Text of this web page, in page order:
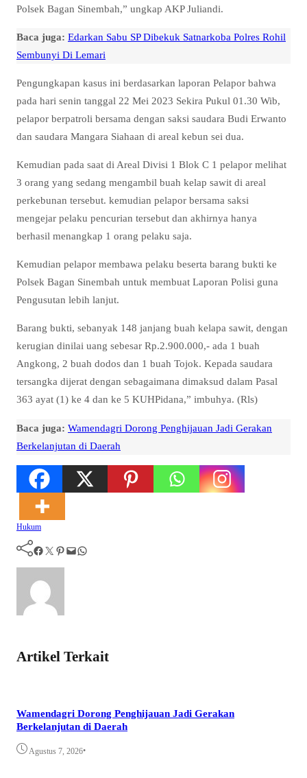
Polsek Bagan Sinembah,” ungkap AKP Juliandi.
Baca juga: Edarkan Sabu SP Dibekuk Satnarkoba Polres Rohil
Sembunyi Di Lemari
Pengungkapan kasus ini berdasarkan laporan Pelapor bahwa
pada hari senin tanggal 22 Mei 2023 Sekira Pukul 01.30 Wib,
pelapor berpatroli bersama dengan saksi saudara Budi Erwanto
dan saudara Mangara Siahaan di areal kebun sei dua.
Kemudian pada saat di Areal Divisi 1 Blok C 1 pelapor melihat
3 orang yang sedang mengambil buah kelap sawit di areal
perkebunan tersebut. kemudian pelapor bersama saksi
mengejar pelaku pencurian tersebut dan akhirnya hanya
berhasil menangkap 1 orang pelaku saja.
Kemudian pelapor membawa pelaku beserta barang bukti ke
Polsek Bagan Sinembah untuk membuat Laporan Polisi guna
Pengusutan lebih lanjut.
Barang bukti, sebanyak 148 janjang buah kelapa sawit, dengan
kerugian dinilai uang sebesar Rp.2.900.000,- ada 1 buah
Angkong, 2 buah dodos dan 1 buah Tojok. Kepada saudara
tersangka dijerat dengan sebagaimana dimaksud dalam Pasal
363 ayat (1) ke 4 dan ke 5 KUHPidana,” imbuhya. (Rls)
Baca juga: Wamendagri Dorong Penghijauan Jadi Gerakan
Berkelanjutan di Daerah
Hukum
Facebook Twitter Pinterest Mail WhatsApp
Artikel Terkait
Wamendagri Dorong Penghijauan Jadi Gerakan
Berkelanjutan di Daerah
Agustus 7, 2026•